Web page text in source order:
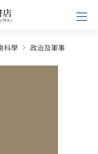
科學 政治及軍事